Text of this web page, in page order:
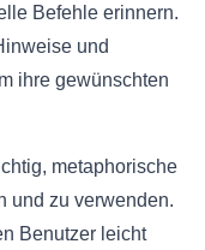
Befehle erinnern.
und
ihre gewünschten
metaphorische
und zu verwenden.
Benutzer leicht